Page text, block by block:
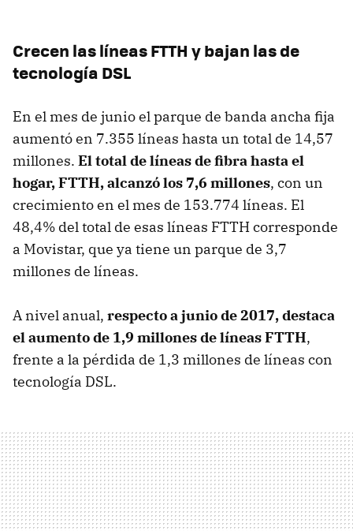
Crecen las líneas FTTH y bajan las de
tecnología DSL
En el mes de junio el parque de banda ancha fija
aumentó en 7.355 líneas hasta un total de 14,57
millones. El total de líneas de fibra hasta el
hogar, FTTH, alcanzó los 7,6 millones, con un
crecimiento en el mes de 153.774 líneas. El
48,4% del total de esas líneas FTTH corresponde
a Movistar, que ya tiene un parque de 3,7
millones de líneas.
A nivel anual, respecto a junio de 2017, destaca
el aumento de 1,9 millones de líneas FTTH,
frente a la pérdida de 1,3 millones de líneas con
tecnología DSL.